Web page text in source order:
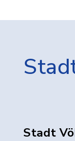
Stadt